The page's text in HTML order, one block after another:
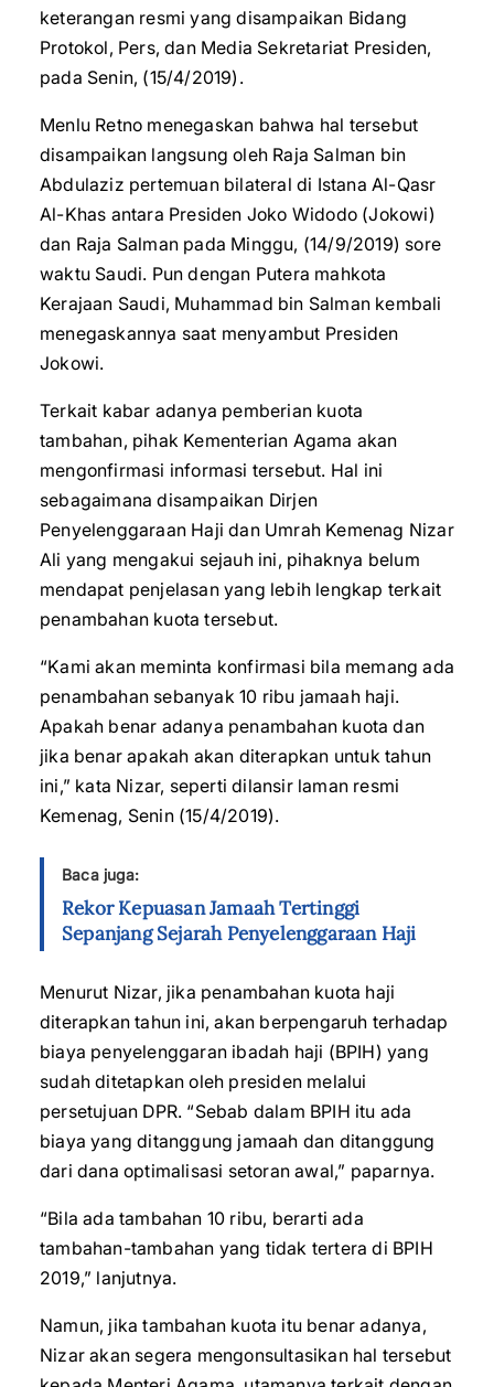
keterangan resmi yang disampaikan Bidang
Protokol, Pers, dan Media Sekretariat Presiden,
pada Senin, (15/4/2019).
Menlu Retno menegaskan bahwa hal tersebut
disampaikan langsung oleh Raja Salman bin
Abdulaziz pertemuan bilateral di Istana Al-Qasr
Al-Khas antara Presiden Joko Widodo (Jokowi)
dan Raja Salman pada Minggu, (14/9/2019) sore
waktu Saudi. Pun dengan Putera mahkota
Kerajaan Saudi, Muhammad bin Salman kembali
menegaskannya saat menyambut Presiden
Jokowi.
Terkait kabar adanya pemberian kuota
tambahan, pihak Kementerian Agama akan
mengonfirmasi informasi tersebut. Hal ini
sebagaimana disampaikan Dirjen
Penyelenggaraan Haji dan Umrah Kemenag Nizar
Ali yang mengakui sejauh ini, pihaknya belum
mendapat penjelasan yang lebih lengkap terkait
penambahan kuota tersebut.
“Kami akan meminta konfirmasi bila memang ada
penambahan sebanyak 10 ribu jamaah haji.
Apakah benar adanya penambahan kuota dan
jika benar apakah akan diterapkan untuk tahun
ini,” kata Nizar, seperti dilansir laman resmi
Kemenag, Senin (15/4/2019).
Baca juga:
Rekor Kepuasan Jamaah Tertinggi
Sepanjang Sejarah Penyelenggaraan Haji
Menurut Nizar, jika penambahan kuota haji
diterapkan tahun ini, akan berpengaruh terhadap
biaya penyelenggaran ibadah haji (BPIH) yang
sudah ditetapkan oleh presiden melalui
persetujuan DPR. “Sebab dalam BPIH itu ada
biaya yang ditanggung jamaah dan ditanggung
dari dana optimalisasi setoran awal,” paparnya.
“Bila ada tambahan 10 ribu, berarti ada
tambahan-tambahan yang tidak tertera di BPIH
2019,” lanjutnya.
Namun, jika tambahan kuota itu benar adanya,
Nizar akan segera mengonsultasikan hal tersebut